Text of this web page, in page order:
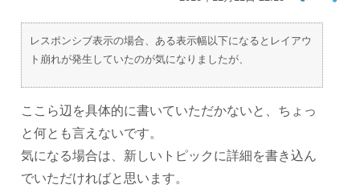
レスポンシブ表示の場合、ある表示幅以下になるとレイアウ
ト崩れが発生していたのが気になりましたが、
ここら辺を具体的に書いていただかないと、ちょっ
と何とも言えないです。
気になる場合は、新しいトピックに詳細を書き込ん
でいただければと思います。